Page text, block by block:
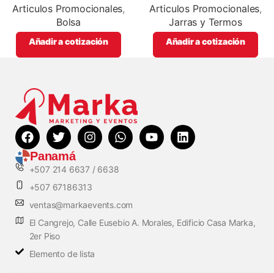
con impresión full color.
Articulos Promocionales,
Bolsa
Añadir a cotización
impresion full color
Articulos Promocionales,
Jarras y Termos
Añadir a cotización
Panamá
+507 214 6637 / 6638
+507 67186313
ventas@markaevents.com
El Cangrejo, Calle Eusebio A. Morales, Edificio Casa Marka,
2er Piso
Elemento de lista